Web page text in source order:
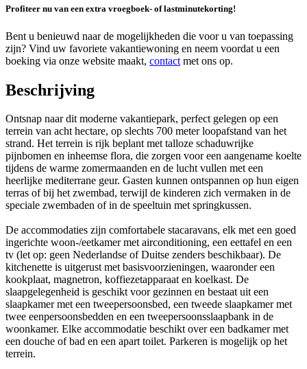
Profiteer nu van een extra vroegboek- of lastminutekorting!
Bent u benieuwd naar de mogelijkheden die voor u van toepassing
zijn? Vind uw favoriete vakantiewoning en neem voordat u een
boeking via onze website maakt, contact met ons op.
Beschrijving
Ontsnap naar dit moderne vakantiepark, perfect gelegen op een
terrein van acht hectare, op slechts 700 meter loopafstand van het
strand. Het terrein is rijk beplant met talloze schaduwrijke
pijnbomen en inheemse flora, die zorgen voor een aangename koelte
tijdens de warme zomermaanden en de lucht vullen met een
heerlijke mediterrane geur. Gasten kunnen ontspannen op hun eigen
terras of bij het zwembad, terwijl de kinderen zich vermaken in de
speciale zwembaden of in de speeltuin met springkussen.
De accommodaties zijn comfortabele stacaravans, elk met een goed
ingerichte woon-/eetkamer met airconditioning, een eettafel en een
tv (let op: geen Nederlandse of Duitse zenders beschikbaar). De
kitchenette is uitgerust met basisvoorzieningen, waaronder een
kookplaat, magnetron, koffiezetapparaat en koelkast. De
slaapgelegenheid is geschikt voor gezinnen en bestaat uit een
slaapkamer met een tweepersoonsbed, een tweede slaapkamer met
twee eenpersoonsbedden en een tweepersoonsslaapbank in de
woonkamer. Elke accommodatie beschikt over een badkamer met
een douche of bad en een apart toilet. Parkeren is mogelijk op het
terrein.